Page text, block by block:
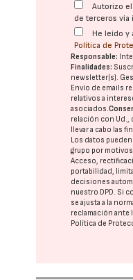
Autorizo
de terceros
He leído
Política de
Responsable:
Finalidades:
newsletter(s).
Envío de emails
relativos a
asociados.
relación con Ud.,
llevar a cabo las
Los datos
grupo por
Acceso,
portabilidad,
decisiones
nuestro DPD . Si
se ajusta a la
reclamación ante
Política de